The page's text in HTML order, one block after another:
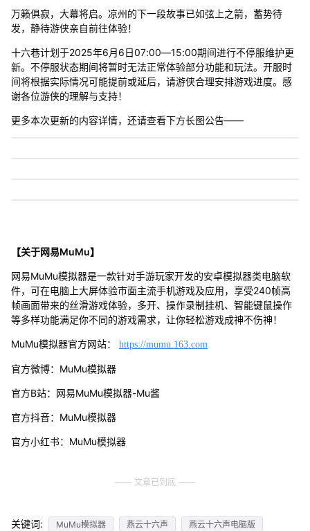
万籁俱寂，大幕将启。凉州的下一段故事已如弦上之箭，蓄势待
发，静待游侠亲自前往体验！
十六巷计划于2025年6月6日07:00—15:00期间进行不停服维护更
新。不停服状态期间将暂时无法正常体验部分功能和玩法。开服时
间将根据实际情况可能提前或延后，请游侠合理安排游戏进度。感
谢各位游侠的理解与支持！
更多本次更新的内容详情，还请查看下方长图公告——
【关于网易MuMu】
网易MuMu模拟器是一款针对手游玩家开发的安卓模拟器类电脑软
件，可在电脑上大屏体验市面主流手机游戏及应用，享受240帧高
帧画面带来的丝滑游戏体验，多开、操作录制挂机、智能键鼠操作
等多样功能满足你不同的游戏需求，让你轻松游戏成神不伤神！
MuMu模拟器官方网站： https://mumu.163.com
官方微博：MuMu模拟器
官方B站：网易MuMu模拟器-Mu酱
官方抖音：MuMu模拟器
官方小红书：MuMu模拟器
文章已到底
关键词: MuMu模拟器 燕云十六声
燕云十六声电脑版